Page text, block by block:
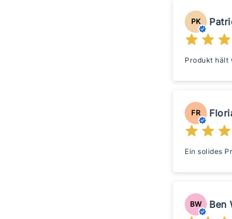
PK
Produkt hält
FR
Ein solides
BW Ben